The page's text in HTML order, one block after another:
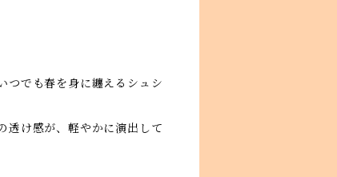
つでも春を身に纏えるシュシ
透け感が、軽やかに演出して